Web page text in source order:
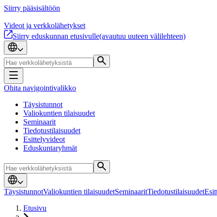
Siirry pääsisältöön
Videot ja verkkolähetykset
Siirry eduskunnan etusivulle(avautuu uuteen välilehteen)
Ohita navigointivalikko
Täysistunnot
Valiokuntien tilaisuudet
Seminaarit
Tiedotustilaisuudet
Esittelyvideot
Eduskuntaryhmät
TäysistunnotValiokuntien tilaisuudetSeminaaritTiedotustilaisuudet
Etusivu